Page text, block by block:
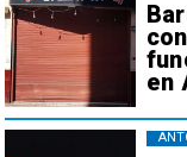
en